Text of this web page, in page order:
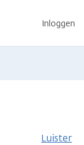
Inloggen
Luister